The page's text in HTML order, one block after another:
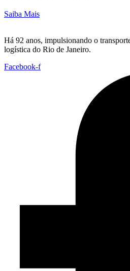
Saiba Mais
Há 92 anos, impulsionando o
logística do Rio de Janeiro.
Facebook-f